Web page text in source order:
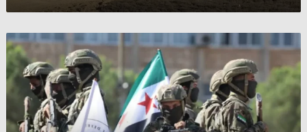
في
سوريا..
توجيهات
برفع
الجاهزية